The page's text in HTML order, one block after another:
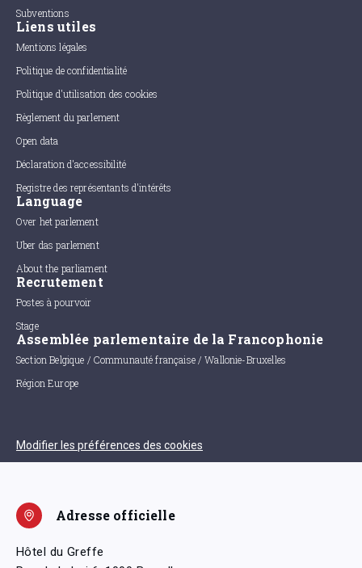
Subventions
Liens utiles
Mentions légales
Politique de confidentialité
Politique d'utilisation des cookies
Règlement du parlement
Open data
Déclaration d'accessibilité
Registre des représentants d'intérêts
Language
Over het parlement
Uber das parlement
About the parliament
Recrutement
Postes à pourvoir
Stage
Assemblée parlementaire de la Francophonie
Section Belgique / Communauté française / Wallonie-Bruxelles
Région Europe
Modifier les préférences des cookies
Adresse officielle
Hôtel du Greffe